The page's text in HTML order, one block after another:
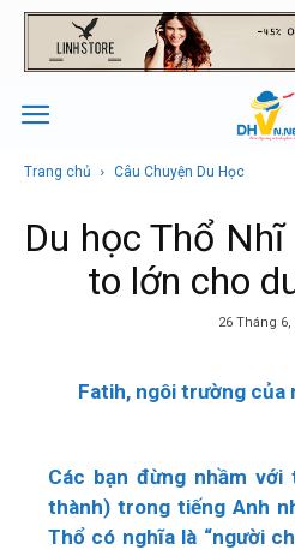
Trang chủ Câu Chuyện Du Học
Du học Thổ
to lớn cho
26 Tháng 6,
Fatih, ngôi trường của
Các bạn đừng nhầm
thành) trong tiếng Anh
Thổ có nghĩa là “người